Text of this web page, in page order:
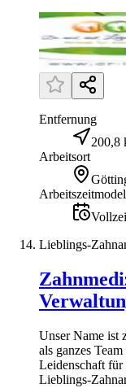
Entfernung
200,8
Arbeitsort
Lieblings-
Unser Name ist
als ganzes
Leidenschaft für
Lieblings-